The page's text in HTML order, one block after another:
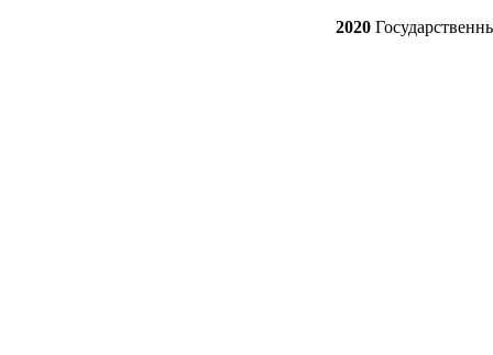
2020